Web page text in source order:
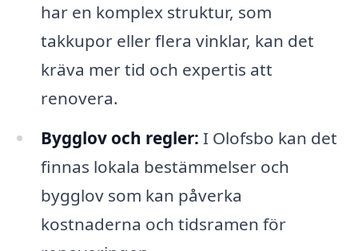
har en komplex struktur, som
takkupor eller flera vinklar, kan det
kräva mer tid och expertis att
renovera.
Bygglov och regler: I Olofsbo kan det
finnas lokala bestämmelser och
bygglov som kan påverka
kostnaderna och tidsramen för